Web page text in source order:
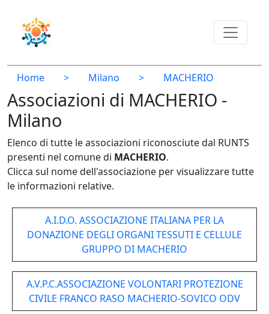
Home > Milano > MACHERIO
Associazioni di MACHERIO -
Milano
Elenco di tutte le associazioni riconosciute dal RUNTS
presenti nel comune di MACHERIO.
Clicca sul nome dell'associazione per visualizzare tutte
le informazioni relative.
A.I.D.O. ASSOCIAZIONE ITALIANA PER LA
DONAZIONE DEGLI ORGANI TESSUTI E CELLULE
GRUPPO DI MACHERIO
A.V.P.C.ASSOCIAZIONE VOLONTARI PROTEZIONE
CIVILE FRANCO RASO MACHERIO-SOVICO ODV